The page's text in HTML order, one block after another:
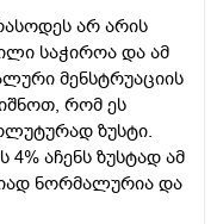
არ არის
საჭიროა და ამ
მენსტრუაციის
რომ ეს
ზუსტი.
აჩენს ზუსტად ამ
ნორმალურია და